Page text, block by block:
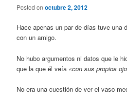
Posted onoctubre 2, 2012
Hace apenas un par de días tuve una
con un amigo.
No hubo argumentos ni datos que le
que la que él veía «con sus propios
No era una cuestión de ver el vaso